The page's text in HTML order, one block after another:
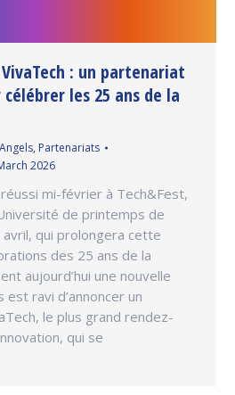
: un partenariat
les 25 ans de la
, Partenariats
2026
mi-février à Tech&Fest,
de printemps de
avril, qui prolongera cette
des 25 ans de la
aujourd’hui une nouvelle
est ravi d’annoncer un
le plus grand rendez-
qui se